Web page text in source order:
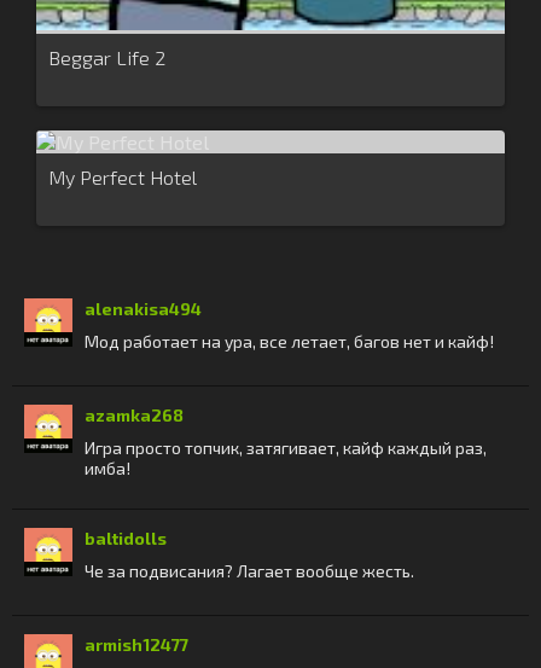
Beggar Life 2
My Perfect Hotel
alenakisa494
Мод работает на ура, все летает, багов нет и кайф!
azamka268
Игра просто топчик, затягивает, кайф каждый раз,
имба!
baltidolls
Че за подвисания? Лагает вообще жесть.
armish12477